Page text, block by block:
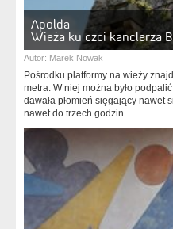
Apolda
Wieża ku czci kanclerza
Autor: Marek Nowak
Pośrodku platformy na wieży
metra. W niej można było
dawała płomień sięgający nawet
nawet do trzech godzin...